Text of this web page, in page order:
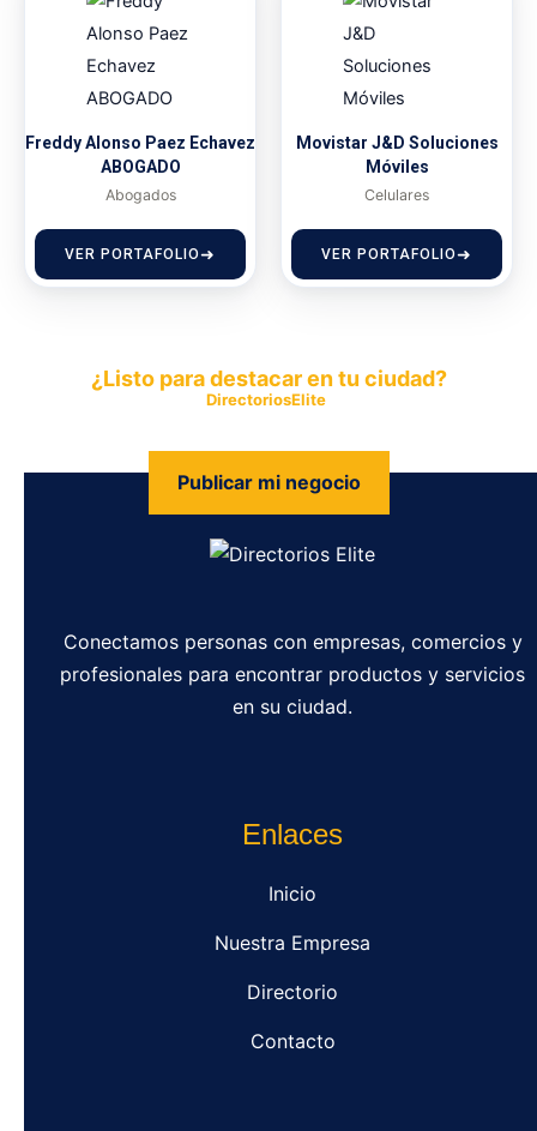
Freddy Alonso Paez Echavez
ABOGADO
Abogados
VER PORTAFOLIO
Movistar J&D Soluciones
Móviles
Celulares
VER PORTAFOLIO
¿Listo para destacar en tu ciudad?
DirectoriosElite
Publicar mi negocio
Conectamos personas con empresas, comercios y
profesionales para encontrar productos y servicios
en su ciudad.
Enlaces
Inicio
Nuestra Empresa
Directorio
Contacto